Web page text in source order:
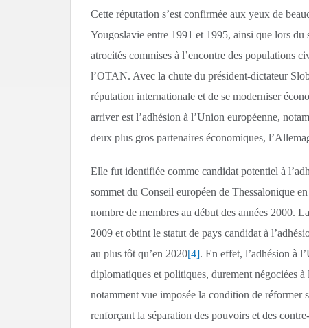
Cette réputation s’est confirmée aux yeux de
Yougoslavie entre 1991 et 1995, ainsi que lors
atrocités commises à l’encontre des populations
l’OTAN. Avec la chute du président-dictateur
réputation internationale et de se moderniser
arriver est l’adhésion à l’Union européenne,
deux plus gros partenaires économiques,
Elle fut identifiée comme candidat potentiel à
sommet du Conseil européen de Thessalonique
nombre de membres au début des années 2000.
2009 et obtint le statut de pays candidat à
au plus tôt qu’en 2020[4]. En effet, l’adhésion à
diplomatiques et politiques, durement négociées à
notamment vue imposée la condition de réformer
renforçant la séparation des pouvoirs et des